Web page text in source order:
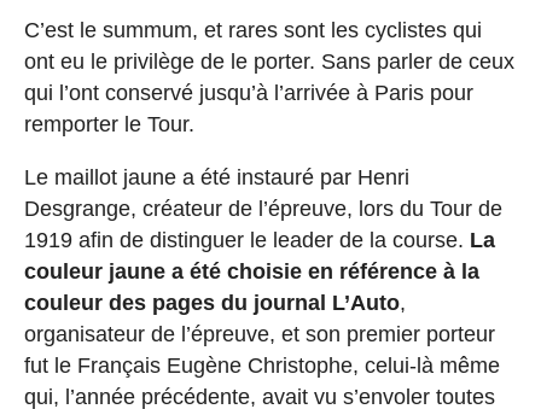
C’est le summum, et rares sont les cyclistes qui
ont eu le privilège de le porter. Sans parler de ceux
qui l’ont conservé jusqu’à l’arrivée à Paris pour
remporter le Tour.
Le maillot jaune a été instauré par Henri
Desgrange, créateur de l’épreuve, lors du Tour de
1919 afin de distinguer le leader de la course. La
couleur jaune a été choisie en référence à la
couleur des pages du journal L’Auto,
organisateur de l’épreuve, et son premier porteur
fut le Français Eugène Christophe, celui-là même
qui, l’année précédente, avait vu s’envoler toutes